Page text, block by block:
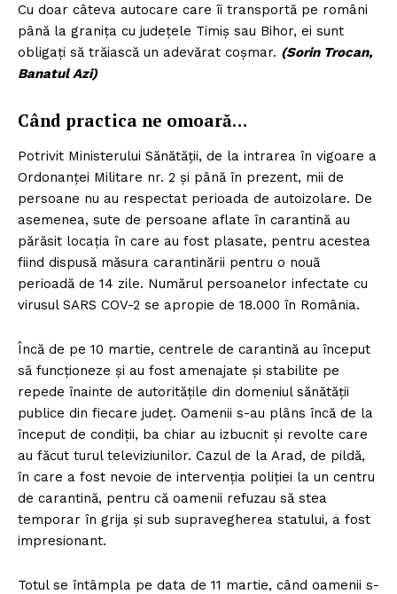
Cu doar câteva autocare care îi transportă pe români
până la granița cu județele Timiș sau Bihor, ei sunt
obligați să trăiască un adevărat coșmar. (Sorin Trocan,
Banatul Azi)
Când practica ne omoară…
Potrivit Ministerului Sănătății, de la intrarea în vigoare a
Ordonanței Militare nr. 2 și până în prezent, mii de
persoane nu au respectat perioada de autoizolare. De
asemenea, sute de persoane aflate în carantină au
părăsit locația în care au fost plasate, pentru acestea
fiind dispusă măsura carantinării pentru o nouă
perioadă de 14 zile. Numărul persoanelor infectate cu
virusul SARS COV-2 se apropie de 18.000 în România.
Încă de pe 10 martie, centrele de carantină au început
să funcționeze și au fost amenajate și stabilite pe
repede înainte de autoritățile din domeniul sănătății
publice din fiecare județ. Oamenii s-au plâns încă de la
început de condiții, ba chiar au izbucnit și revolte care
au făcut turul televiziunilor. Cazul de la Arad, de pildă,
în care a fost nevoie de intervenția poliției la un centru
de carantină, pentru că oamenii refuzau să stea
temporar în grija și sub supravegherea statului, a fost
impresionant.
Totul se întâmpla pe data de 11 martie, când oamenii s-